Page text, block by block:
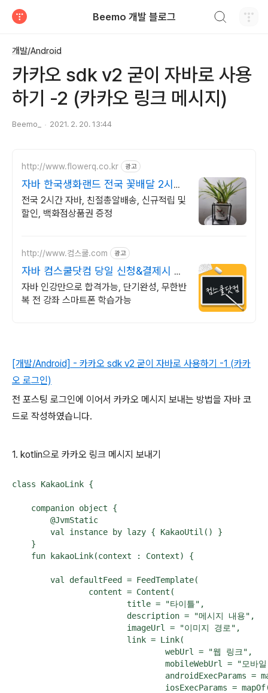
Beemo 개발 블로그
개발/Android
카카오 sdk v2 굳이 자바로 사용
하기 -2 (카카오 링크 메시지)
Beemo_ 2021. 2. 20. 13:44
http://www.flowerq.co.kr 광고
자바 한국생화랜드 전국 꽃배달 2시간
배송
전국 2시간 자바, 친절총알배송, 신규적립 및
할인, 백화점상품권 증정
http://www.컴스쿨.com 광고
자바 컴스쿨닷컴 당일 신청&결제시 기
프티콘!
자바 인강만으로 합격가능, 단기완성, 무한반
복 전 강좌 스마트폰 학습가능
[개발/Android] - 카카오 sdk v2 굳이 자바로 사용하기 -1 (카카
오 로그인)
전 포스팅 로그인에 이어서 카카오 메시지 보내는 방법을 자바 코
드로 작성하였습니다.
1. kotlin으로 카카오 링크 메시지 보내기
class KakaoLink {
    companion object {
        @JvmStatic
        val instance by lazy { KakaoUtil() }
    }
    fun kakaoLink(context : Context) {
        val defaultFeed = FeedTemplate(
                content = Content(
                        title = "타이틀",
                        description = "메시지 내용",
                        imageUrl = "이미지 경로",
                        link = Link(
                                webUrl = "웹 링크",
mobileWebUrl = "모바일
androidExecParams =
iosExecParams =